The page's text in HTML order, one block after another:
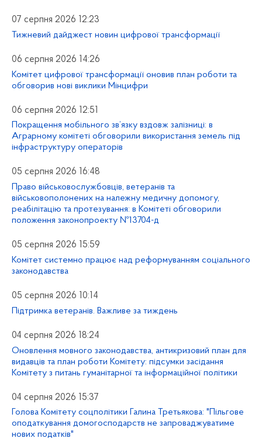
07 серпня 2026 12:23
Тижневий дайджест новин цифрової трансформації
06 серпня 2026 14:26
Комітет цифрової трансформації оновив план роботи та
обговорив нові виклики Мінцифри
06 серпня 2026 12:51
Покращення мобільного зв’язку вздовж залізниці: в
Аграрному комітеті обговорили використання земель під
інфраструктуру операторів
05 серпня 2026 16:48
Право військовослужбовців, ветеранів та
військовополонених на належну медичну допомогу,
реабілітацію та протезування: в Комітеті обговорили
положення законопроекту №13704-д
05 серпня 2026 15:59
Комітет системно працює над реформуванням соціального
законодавства
05 серпня 2026 10:14
Підтримка ветеранів. Важливе за тиждень
04 серпня 2026 18:24
Оновлення мовного законодавства, антикризовий план для
видавців та план роботи Комітету: підсумки засідання
Комітету з питань гуманітарної та інформаційної політики
04 серпня 2026 15:37
Голова Комітету соцполітики Галина Третьякова: "Пільгове
оподаткування домогосподарств не запроваджуватиме
нових податків"